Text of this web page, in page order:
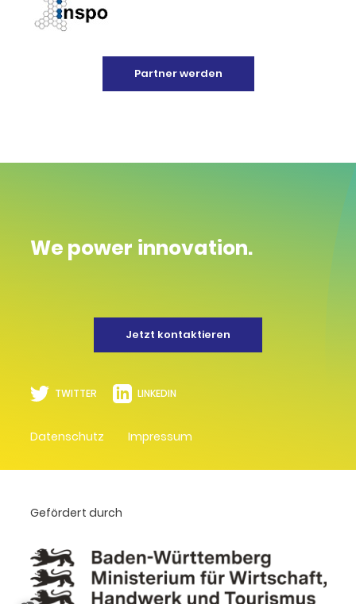
Partner werden
We power innovation.
Jetzt kontaktieren
TWITTER LINKEDIN
Datenschutz Impressum
Gefördert durch